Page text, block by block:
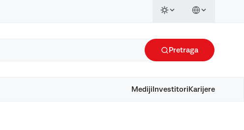
Pretraga
Mediji Investitori Karijere